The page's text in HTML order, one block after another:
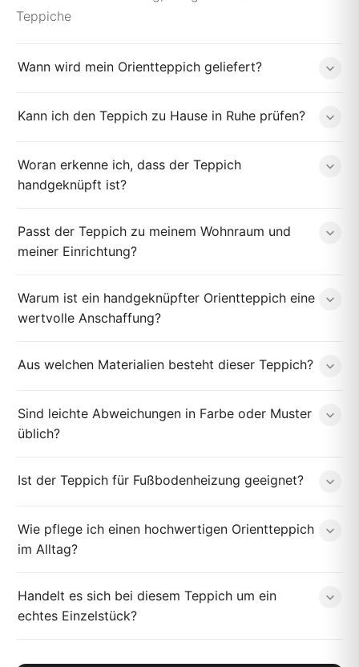
Teppiche
Wann wird mein Orientteppich geliefert?
Kann ich den Teppich zu Hause in Ruhe prüfen?
Woran erkenne ich, dass der Teppich
handgeknüpft ist?
Passt der Teppich zu meinem Wohnraum und
meiner Einrichtung?
Warum ist ein handgeknüpfter Orientteppich eine
wertvolle Anschaffung?
Aus welchen Materialien besteht dieser Teppich?
Sind leichte Abweichungen in Farbe oder Muster
üblich?
Ist der Teppich für Fußbodenheizung geeignet?
Wie pflege ich einen hochwertigen Orientteppich
im Alltag?
Handelt es sich bei diesem Teppich um ein
echtes Einzelstück?